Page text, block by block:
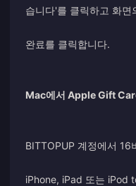
습니다'를 클릭하고 화면
완료를 클릭합니다.
Mac에서 Apple Gift
BITTOPUP 계정에서 16
iPhone, iPad 또는 iPod